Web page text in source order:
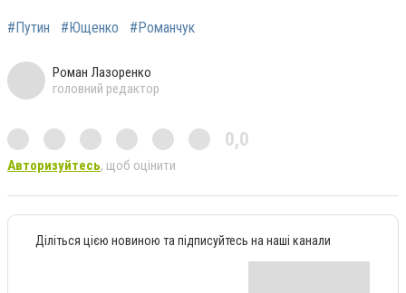
#Путин #Ющенко #Романчук
Роман Лазоренко
головний редактор
0,0
Авторизуйтесь, щоб оцінити
Діліться цією новиною та підписуйтесь на наші канали